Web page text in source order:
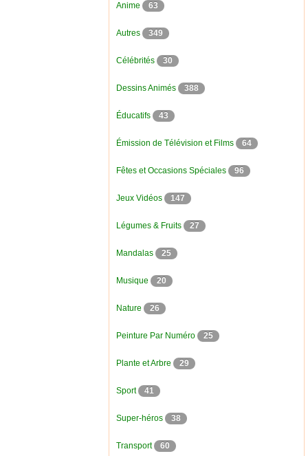
Anime 63
Autres 349
Célébrités 30
Dessins Animés 388
Éducatifs 43
Émission de Télévision et Films 64
Fêtes et Occasions Spéciales 96
Jeux Vidéos 147
Légumes & Fruits 27
Mandalas 25
Musique 20
Nature 26
Peinture Par Numéro 25
Plante et Arbre 29
Sport 41
Super-héros 38
Transport 60